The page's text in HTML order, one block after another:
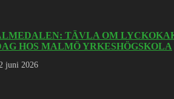
TÄVLA OM
HOS MALMÖ YRKESHÖGSKOLA
juni 2026